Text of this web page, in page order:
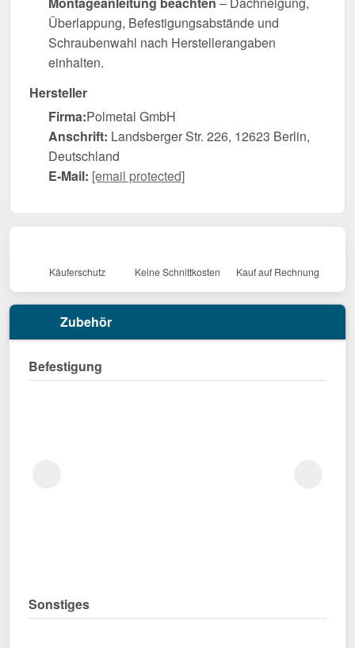
Überlappung, Befestigungsabstände und
Schraubenwahl nach Herstellerangaben
einhalten.
Hersteller
Firma:Polmetal GmbH
Anschrift: Landsberger Str. 226, 12623 Berlin,
Deutschland
E-Mail: [email protected]
Käuferschutz Keine Schnittkosten Kauf auf Rechnung
Zubehör
Befestigung
Sonstiges